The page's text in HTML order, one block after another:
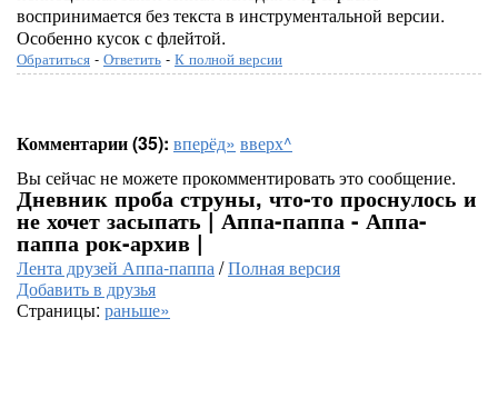
воспринимается без текста в инструментальной версии.
Особенно кусок с флейтой.
Обратиться - Ответить - К полной версии
Комментарии (35): вперёд» вверх^
Вы сейчас не можете прокомментировать это сообщение.
Дневник проба струны, что-то проснулось и
не хочет засыпать | Аппа-паппа - Аппа-
паппа рок-архив |
Лента друзей Аппа-паппа/Полная версия
Добавить в друзья
Страницы: раньше»